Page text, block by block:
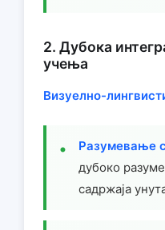
2. Дубока
учења
Визуелно-
Разумевање
дубоко
садржаја